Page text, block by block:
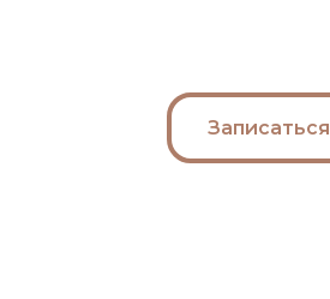
Записаться